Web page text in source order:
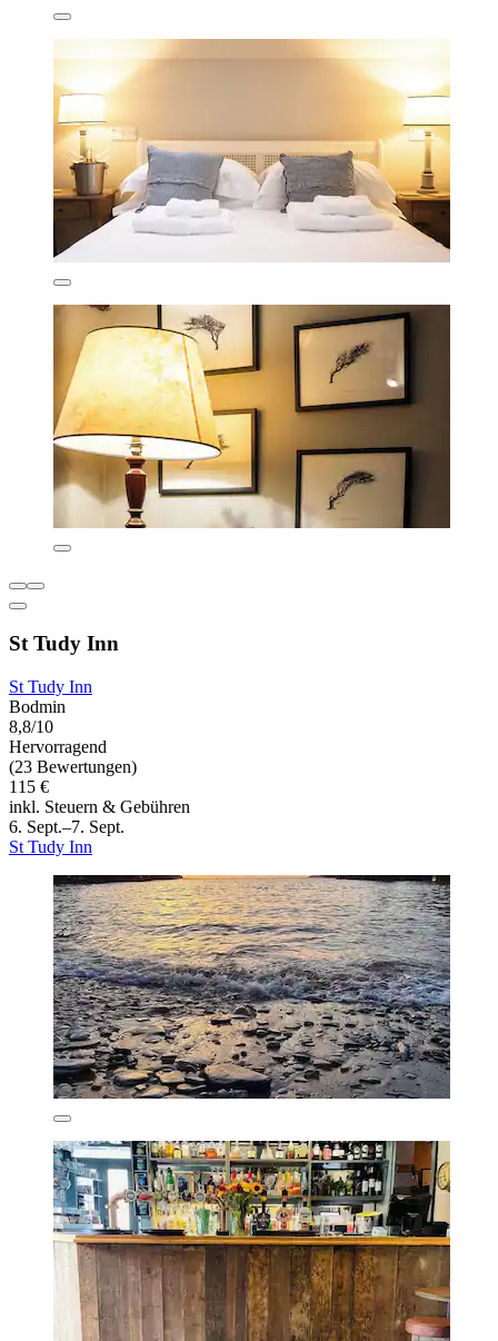
St Tudy Inn
St Tudy Inn
Bodmin
8,8/10
Hervorragend
(23 Bewertungen)
115 €
inkl. Steuern & Gebühren
6. Sept.–7. Sept.
St Tudy Inn